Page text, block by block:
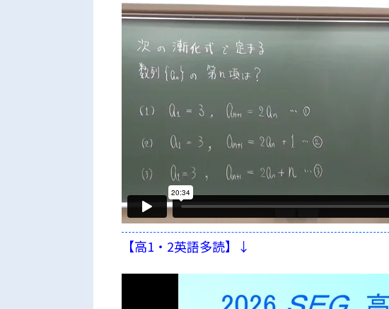
【高1・2英語多読】↓